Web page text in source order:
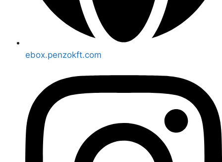
ebox.penzokft.com